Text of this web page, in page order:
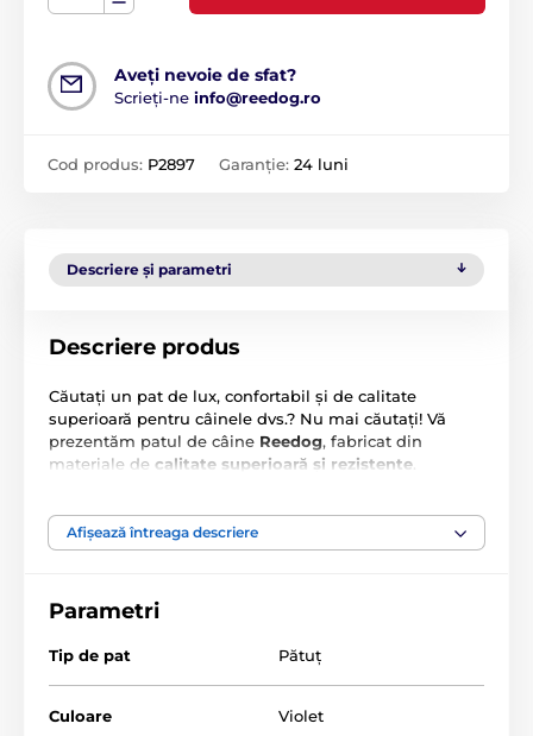
Aveți nevoie de sfat?
Scrieți-ne info@reedog.ro
Cod produs: P2897 Garanție: 24 luni
Descriere și parametri
Descriere produs
Căutați un pat de lux, confortabil și de calitate
superioară pentru câinele dvs.? Nu mai căutați! Vă
prezentăm patul de câine Reedog, fabricat din
materiale de calitate superioară și rezistente
realizată din tuburi, prevenind deformarea, astfel încât
câinele dvs. să se simtă confortabil pe toată durata
merită, cumpărând patul nostru pentru câini REEDOG.
Afișează întreaga descriere
Parametri
Tip de pat Pătuț
Culoare Violet